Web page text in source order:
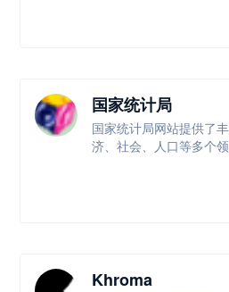
国家统计局
国家统计局网站提供了
济、社会、人口等多个
Khroma